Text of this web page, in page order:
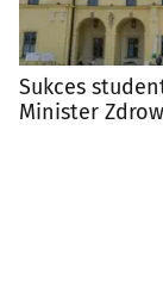
Sukces
Minister